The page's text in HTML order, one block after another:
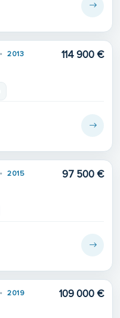
2013 114 900 €
2015 97 500 €
2019 109 000 €